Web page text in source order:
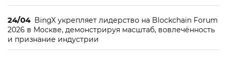
24/04 BingX укрепляет лидерство на Blockchain Forum
2026 в Москве, демонстрируя масштаб, вовлечённость
и признание индустрии